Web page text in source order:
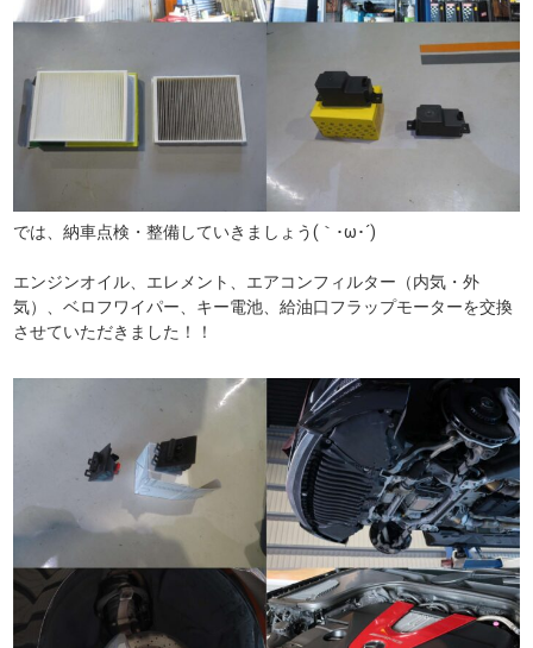
では、納車点検・整備していきましょう(｀･ω･´)ゞ
エンジンオイル、エレメント、エアコンフィルター（内気・外
気）、ベロフワイパー、キー電池、給油口フラップモーターを交換
させていただきました！！